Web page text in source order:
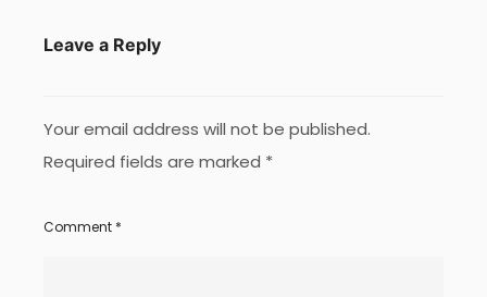
Leave a Reply
Your email address will not be published.
Required fields are marked *
Comment *